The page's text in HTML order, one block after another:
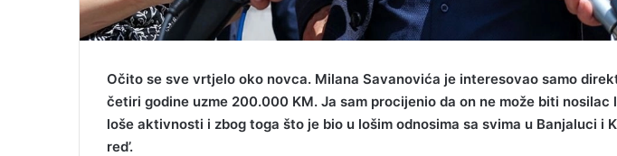
Očito se sve vrtjelo oko novca. Milana Savanovića je interesovao samo
četiri godine uzme 200.000 KM. Ja sam procijenio da on ne može biti nosilac
loše aktivnosti i zbog toga što je bio u lošim odnosima sa svima u Banjaluci i
red’.